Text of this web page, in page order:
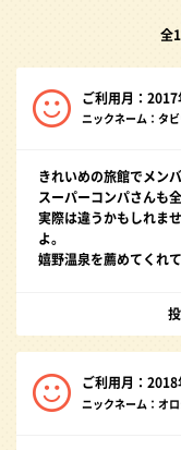
全
ご利用月：
ニックネーム：タ
きれいめの旅館でメン
スーパーコンパさんも
実際は違うかもしれま
よ。
嬉野温泉を薦めてくれ
ご利用月：
ニックネーム：オ